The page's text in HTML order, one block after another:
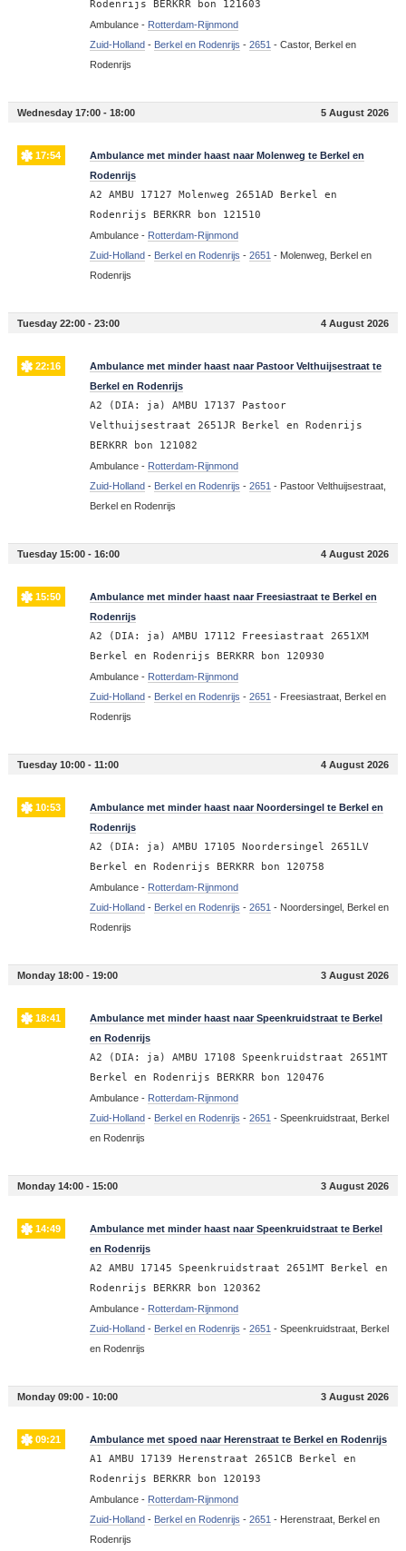
Rodenrijs BERKRR bon 121603
Ambulance - Rotterdam-Rijnmond
Zuid-Holland- Berkel en Rodenrijs - 2651 - Castor, Berkel en
Rodenrijs
Wednesday 17:00 - 18:00 5 August 2026
17:54
Ambulance met minder haast naar Molenweg te Berkel en
Rodenrijs
A2 AMBU 17127 Molenweg 2651AD Berkel en
Rodenrijs BERKRR bon 121510
Ambulance - Rotterdam-Rijnmond
Zuid-Holland- Berkel en Rodenrijs - 2651 - Molenweg, Berkel en
Rodenrijs
Tuesday 22:00 - 23:00 4 August 2026
22:16
Ambulance met minder haast naar Pastoor Velthuijsestraat te
Berkel en Rodenrijs
A2 (DIA: ja) AMBU 17137 Pastoor
Velthuijsestraat 2651JR Berkel en Rodenrijs
BERKRR bon 121082
Ambulance - Rotterdam-Rijnmond
Zuid-Holland- Berkel en Rodenrijs - 2651 - Pastoor Velthuijsestraat,
Berkel en Rodenrijs
Tuesday 15:00 - 16:00 4 August 2026
15:50
Ambulance met minder haast naar Freesiastraat te Berkel en
Rodenrijs
A2 (DIA: ja) AMBU 17112 Freesiastraat 2651XM
Berkel en Rodenrijs BERKRR bon 120930
Ambulance - Rotterdam-Rijnmond
Zuid-Holland- Berkel en Rodenrijs - 2651 - Freesiastraat, Berkel en
Rodenrijs
Tuesday 10:00 - 11:00 4 August 2026
10:53
Ambulance met minder haast naar Noordersingel te Berkel en
Rodenrijs
A2 (DIA: ja) AMBU 17105 Noordersingel 2651LV
Berkel en Rodenrijs BERKRR bon 120758
Ambulance - Rotterdam-Rijnmond
Zuid-Holland- Berkel en Rodenrijs - 2651 - Noordersingel, Berkel en
Rodenrijs
Monday 18:00 - 19:00 3 August 2026
18:41
Ambulance met minder haast naar Speenkruidstraat te Berkel
en Rodenrijs
A2 (DIA: ja) AMBU 17108 Speenkruidstraat 2651MT
Berkel en Rodenrijs BERKRR bon 120476
Ambulance - Rotterdam-Rijnmond
Zuid-Holland- Berkel en Rodenrijs - 2651 - Speenkruidstraat, Berkel
en Rodenrijs
Monday 14:00 - 15:00 3 August 2026
14:49
Ambulance met minder haast naar Speenkruidstraat te Berkel
en Rodenrijs
A2 AMBU 17145 Speenkruidstraat 2651MT Berkel en
Rodenrijs BERKRR bon 120362
Ambulance - Rotterdam-Rijnmond
Zuid-Holland- Berkel en Rodenrijs - 2651 - Speenkruidstraat, Berkel
en Rodenrijs
Monday 09:00 - 10:00 3 August 2026
09:21 Ambulance met spoed naar Herenstraat te Berkel en Rodenrijs
A1 AMBU 17139 Herenstraat 2651CB Berkel en
Rodenrijs BERKRR bon 120193
Ambulance - Rotterdam-Rijnmond
Zuid-Holland- Berkel en Rodenrijs - 2651 - Herenstraat, Berkel en
Rodenrijs